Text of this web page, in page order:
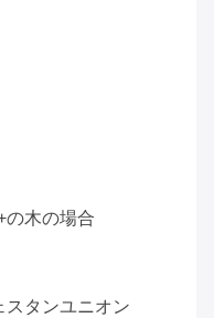
の木の場合
スタンユニオン